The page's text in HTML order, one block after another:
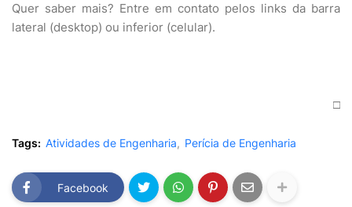
Quer saber mais? Entre em contato pelos links da barra
lateral (desktop) ou inferior (celular).
□
Tags: Atividades de Engenharia Perícia de Engenharia
Facebook